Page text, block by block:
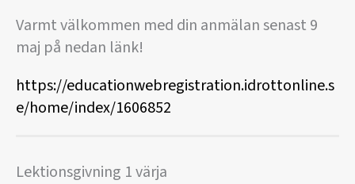
Varmt välkommen med din anmälan senast 9
maj på nedan länk!
https://educationwebregistration.idrottonline.s
e/home/index/1606852
Lektionsgivning 1 värja